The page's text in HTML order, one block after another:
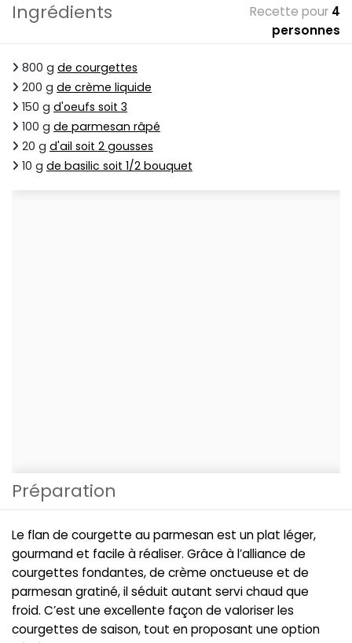
Ingrédients Recette pour 4
personnes
800 g de courgettes
200 g de crème liquide
150 g d'oeufs soit 3
100 g de parmesan râpé
20 g d'ail soit 2 gousses
10 g de basilic soit 1/2 bouquet
Préparation
Le flan de courgette au parmesan est un plat léger,
gourmand et facile à réaliser. Grâce à l’alliance de
courgettes fondantes, de crème onctueuse et de
parmesan gratiné, il séduit autant servi chaud que
froid. C’est une excellente façon de valoriser les
courgettes de saison, tout en proposant une option